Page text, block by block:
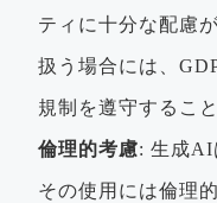
ティに十分な配慮
扱う場合には、
規制を遵守するこ
倫理的考慮: 生成AI
その使用には倫理